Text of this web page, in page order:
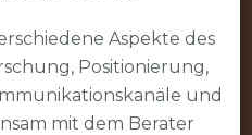
Aspekte des
Positionierung,
und
mit dem Berater